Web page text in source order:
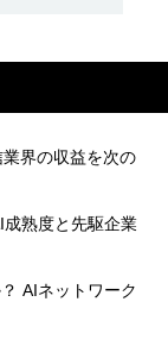
界の収益を次の
成熟度と先駆企業
AIネットワーク